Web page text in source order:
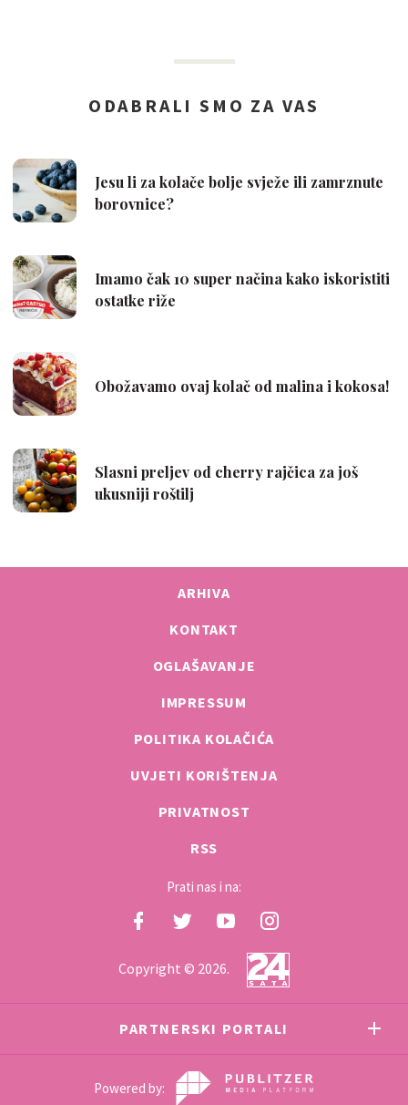
ARHIVA
KONTAKT
OGLAŠAVANJE
IMPRESSUM
POLITIKA KOLAČIĆA
UVJETI KORIŠTENJA
PRIVATNOST
RSS
Prati nas i na:
Copyright © 2026.
PARTNERSKI PORTALI
Powered by: